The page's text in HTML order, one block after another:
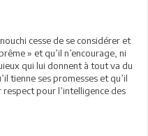
cesse de se considérer et
» et qu’il n’encourage, ni
qui lui donnent à tout va du
tienne ses promesses et qu’il
pour l’intelligence des